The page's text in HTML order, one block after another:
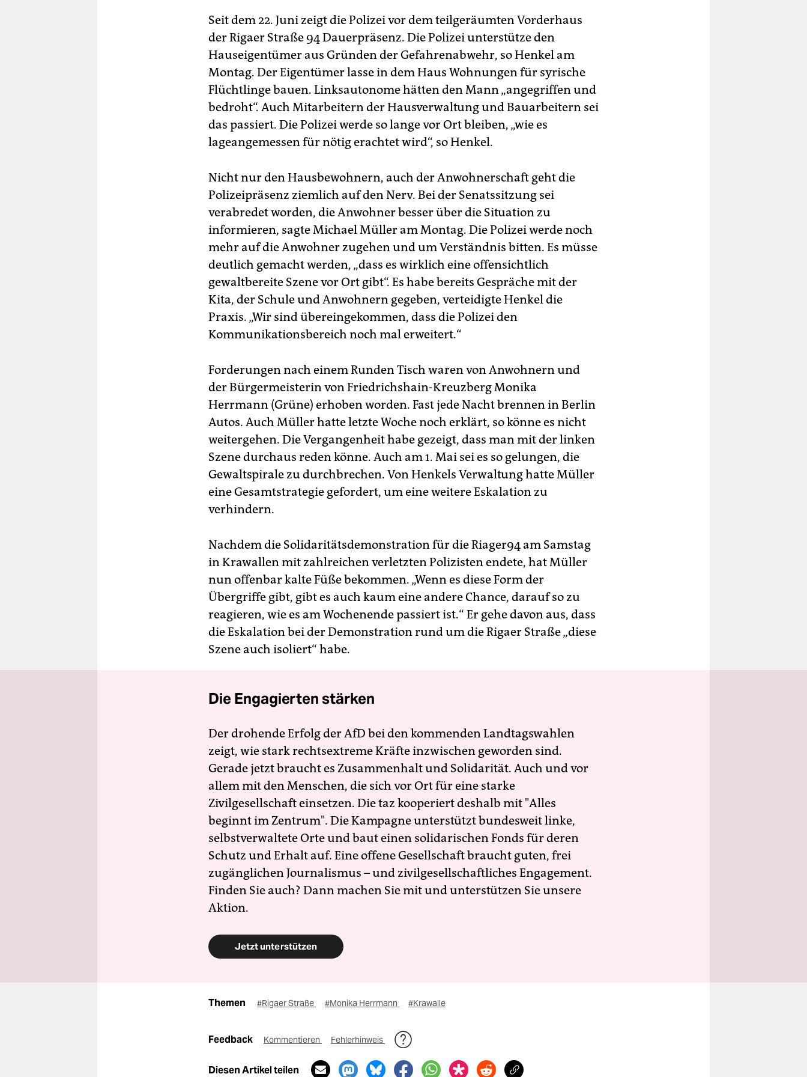
Seit dem 22. Juni zeigt die Polizei vor dem teilgeräumten Vorderhaus
der Rigaer Straße 94 Dauerpräsenz. Die Polizei unterstütze den
Hauseigentümer aus Gründen der Gefahrenabwehr, so Henkel am
Montag. Der Eigentümer lasse in dem Haus Wohnungen für syrische
Flüchtlinge bauen. Linksautonome hätten den Mann „angegriffen und
bedroht“. Auch Mitarbeitern der Hausverwaltung und Bauarbeitern sei
das passiert. Die Polizei werde so lange vor Ort bleiben, „wie es
lageangemessen für nötig erachtet wird“, so Henkel.
Nicht nur den Hausbewohnern, auch der Anwohnerschaft geht die
Polizeipräsenz ziemlich auf den Nerv. Bei der Senatssitzung sei
verabredet worden, die Anwohner besser über die Situa­tion zu
informieren, sagte Michael Müller am Montag. Die Polizei werde noch
mehr auf die Anwohner zugehen und um Verständnis bitten. Es müsse
deutlich gemacht werden, „dass es wirklich eine offensichtlich
gewaltbereite Szene vor Ort gibt“. Es habe bereits Gespräche mit der
Kita, der Schule und Anwohnern gegeben, verteidigte Henkel die
Praxis. „Wir sind übereingekommen, dass die Polizei den
Kommunikationsbereich noch mal erweitert.“
Forderungen nach einem Runden Tisch waren von Anwohnern und
der Bürgermeisterin von Friedrichshain-Kreuzberg Monika
Herrmann (Grüne) erhoben worden. Fast jede Nacht brennen in Berlin
Autos. Auch Müller hatte letzte Woche noch erklärt, so könne es nicht
weitergehen. Die Vergangenheit habe gezeigt, dass man mit der linken
Szene durchaus reden könne. Auch am 1. Mai sei es so gelungen, die
Gewaltspirale zu durchbrechen. Von Henkels Verwaltung hatte Müller
eine Gesamtstrategie gefordert, um eine weitere Eskalation zu
verhindern.
Nachdem die Solidaritätsdemonstration für die Riager94 am Samstag
in Krawallen mit zahlreichen verletzten Polizisten endete, hat Müller
nun offenbar kalte Füße bekommen. „Wenn es diese Form der
Übergriffe gibt, gibt es auch kaum eine andere Chance, darauf so zu
reagieren, wie es am Wochenende passiert ist.“ Er gehe davon aus, dass
die Eskalation bei der Demonstration rund um die Rigaer Straße „diese
Szene auch isoliert“ habe.
Die Engagierten stärken
Der drohende Erfolg der AfD bei den kommenden Landtagswahlen
zeigt, wie stark rechtsextreme Kräfte inzwischen geworden sind.
Gerade jetzt braucht es Zusammenhalt und Solidarität. Auch und vor
allem mit den Menschen, die sich vor Ort für eine starke
Zivilgesellschaft einsetzen. Die taz kooperiert deshalb mit "Alles
beginnt im Zentrum". Die Kampagne unterstützt bundesweit linke,
selbstverwaltete Orte und baut einen solidarischen Fonds für deren
Schutz und Erhalt auf. Eine offene Gesellschaft braucht guten, frei
zugänglichen Journalismus – und zivilgesellschaftliches Engagement.
Finden Sie auch? Dann machen Sie mit und unterstützen Sie unsere
Aktion.
Jetzt unterstützen
Themen #Rigaer Straße #Monika Herrmann #Krawalle
Feedback Kommentieren Fehlerhinweis
Diesen Artikel teilen